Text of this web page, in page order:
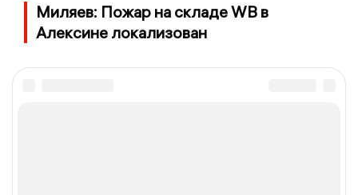
Миляев: Пожар на складе WB в
Алексине локализован